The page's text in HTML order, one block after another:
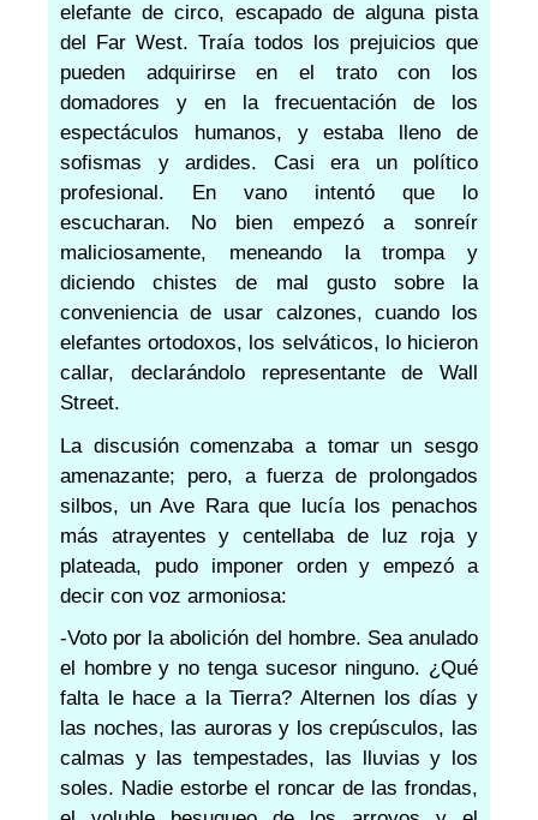
elefante de circo, escapado de alguna pista
del Far West. Traía todos los prejuicios que
pueden adquirirse en el trato con los
domadores y en la frecuentación de los
espectáculos humanos, y estaba lleno de
sofismas y ardides. Casi era un político
profesional. En vano intentó que lo
escucharan. No bien empezó a sonreír
maliciosamente, meneando la trompa y
diciendo chistes de mal gusto sobre la
conveniencia de usar calzones, cuando los
elefantes ortodoxos, los selváticos, lo hicieron
callar, declarándolo representante de Wall
Street.
La discusión comenzaba a tomar un sesgo
amenazante; pero, a fuerza de prolongados
silbos, un Ave Rara que lucía los penachos
más atrayentes y centellaba de luz roja y
plateada, pudo imponer orden y empezó a
decir con voz armoniosa:
-Voto por la abolición del hombre. Sea anulado
el hombre y no tenga sucesor ninguno. ¿Qué
falta le hace a la Tierra? Alternen los días y
las noches, las auroras y los crepúsculos, las
calmas y las tempestades, las lluvias y los
soles. Nadie estorbe el roncar de las frondas,